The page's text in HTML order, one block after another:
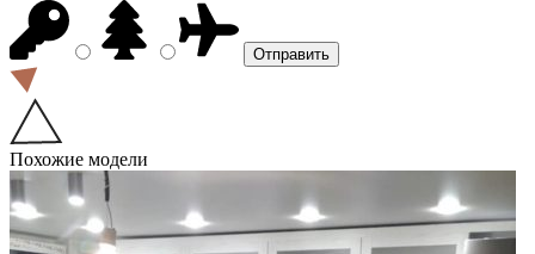
Похожие модели